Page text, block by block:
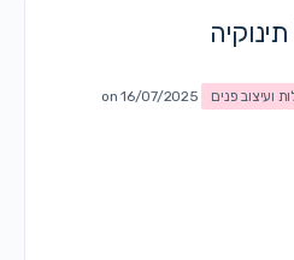
ועיצוב פנים
on 16/07/2025